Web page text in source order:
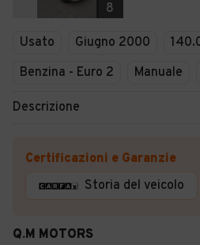
8
Usato Giugno 2000
Benzina - Euro 2
Manuale
Descrizione
Certificazioni e Garanzie
Storia del veicolo
Q.M MOTORS